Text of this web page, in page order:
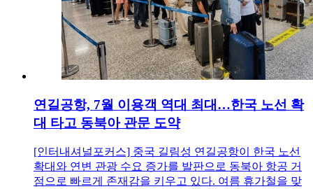
연길공항, 7월 이용객 역대 최대…한국 노선 확
대 타고 동북아 관문 도약
[인터내셔널포커스] 중국 길림성 연길공항이 한국 노선
확대와 연변 관광 수요 증가를 발판으로 동북아 항공 거
점으로 빠르게 존재감을 키우고 있다. 여름 휴가철을 맞